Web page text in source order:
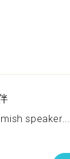
speaker...